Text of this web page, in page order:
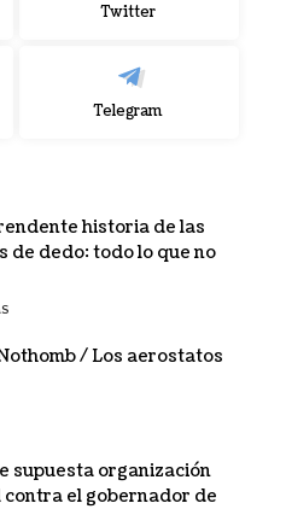
Twitter
Telegram
historia de las
de dedo: todo lo que no
/ Los aerostatos
supuesta organización
contra el gobernador de